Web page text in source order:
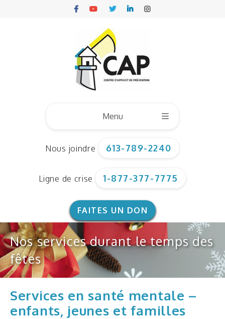
Menu
Conseil d’administration
Notre équipe
Documents
corporatifs
Rapports annuels
États financiers
Témoignages
Nous joindre 613-789-2240
Ligne de crise 1-877-377-7775
FAITES UN DON
Nos services durant le temps des
fêtes
Services en santé mentale –
enfants, jeunes et familles